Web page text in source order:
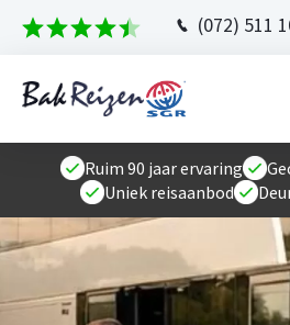
(072) 511
Ruim 90 jaar ervaring
Uniek reisaanbod